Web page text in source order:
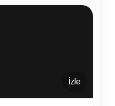
İzle